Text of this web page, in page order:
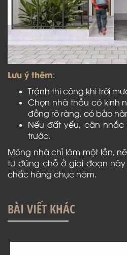
Lưu ý thêm:
Tránh thi công khi trời
Chọn nhà thầu có kinh
đồng rõ ràng, có bảo
Nếu đất yếu, cân
trước.
Móng nhà chỉ làm một lần,
tư đúng chỗ ở giai đoạn
chắc hàng chục năm.
BÀI VIẾT KHÁC